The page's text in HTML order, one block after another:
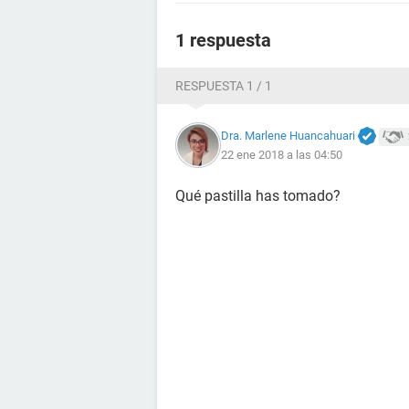
1 respuesta
RESPUESTA 1 / 1
Dra. Marlene Huancahuari
22 ene 2018 a las 04:50
Qué pastilla has tomado?